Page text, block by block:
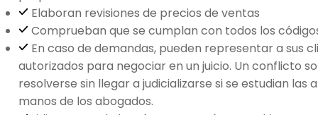
Elaboran revisiones de precios de ventas
Comprueban que se cumplan con todos los
En caso de demandas, pueden representar a sus
autorizados para negociar en un juicio. Un conflicto
resolverse sin llegar a judicializarse si se estudian las
manos de los abogados.